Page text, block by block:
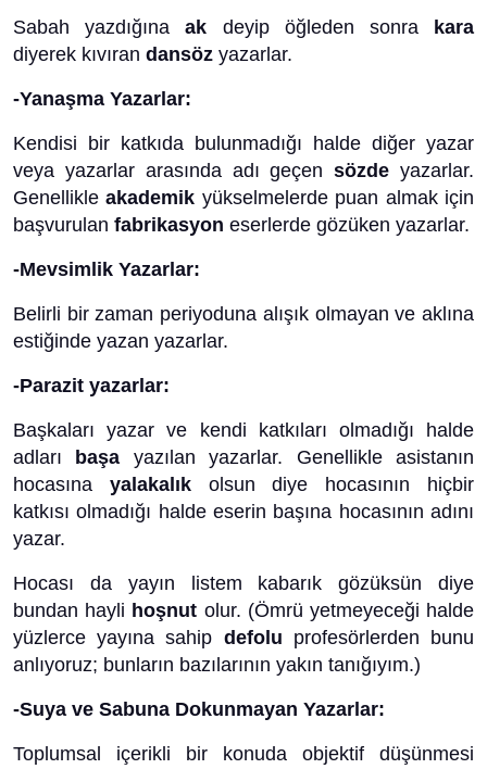
Sabah yazdığınaak deyip öğleden sonra
kara
diyerek kıvıran dansöz yazarlar.
-Yanaşma Yazarlar:
Kendisi bir katkıda bulunmadığı halde diğer yazar
veya yazarlar arasında adı geçensözde yazarlar.
Genellikleakademik yükselmelerde puan almak için
başvurulan fabrikasyon eserlerde gözüken yazarlar.
-Mevsimlik Yazarlar:
Belirli bir zaman periyoduna alışık olmayan ve aklına
estiğinde yazan yazarlar.
-Parazit yazarlar:
Başkaları yazar ve kendi katkıları olmadığı halde
adları
başa yazılan yazarlar. Genellikle asistanın
hocasına yalakalıkolsun diye hocasının hiçbir
katkısı olmadığı halde eserin başına hocasının adını
yazar.
Hocası da yayın listem kabarık gözüksün diye
bundan hayli hoşnut olur. (Ömrü yetmeyeceği halde
yüzlerce yayına sahip defolu profesörlerden bunu
anlıyoruz; bunların bazılarının yakın tanığıyım.)
-Suya ve Sabuna Dokunmayan Yazarlar:
Toplumsal içerikli bir konuda objektif düşünmesi